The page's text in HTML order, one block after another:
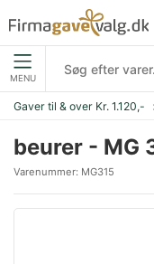
MENU
Gaver til & over Kr. 1.120,-
beurer - MG
Varenummer: MG315